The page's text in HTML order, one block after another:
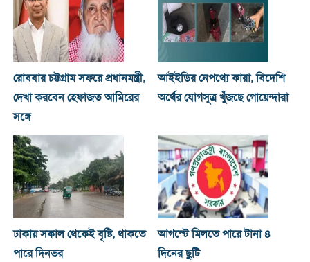
রোববার চট্টগ্রাম সফরে প্রধানমন্ত্রী,
দেখা করবেন হেফাজত আমিরের
সঙ্গে
আইইডির নেপথ্যে কারা, বিদেশি
অর্থের যোগসূত্র খুঁজছে গোয়েন্দারা
ঢাকায় সকাল থেকেই বৃষ্টি, থাকতে
পারে দিনভর
আগস্টে মিলতে পারে টানা ৪
দিনের ছুটি